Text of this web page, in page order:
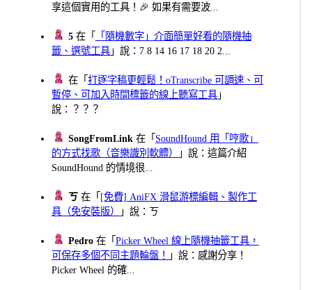
享這個實用的工具！🎉 如果有需要波...
5 在「
「隨機數字」介面簡單好看的隨機抽
籤、選號工具 」說：7 8 14 16 17 18 20 2...
在「打逐字稿更輕鬆！oTranscribe 可調速、可
暫停、可加入時間標籤的線上聽寫工具 」
說：？？？
SongFromLink 在「 SoundHound 用「哼歌」
的方式找歌（音樂識別軟體）
」說：這篇介紹
SoundHound 的情境很...
ㄎ 在「 [免費] AniFX 滑鼠游標編輯、製作工
具（免安裝版）
」說：ㄎ
Pedro 在「Picker Wheel 線上隨機抽籤工具，
可保存多個不同主題輪盤！
」說：感謝分享！
Picker Wheel 的確...